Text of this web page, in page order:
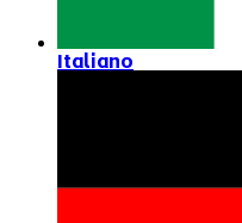
Italiano